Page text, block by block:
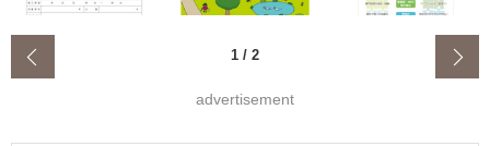
1 / 2
advertisement